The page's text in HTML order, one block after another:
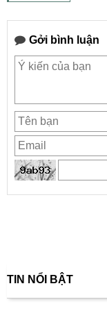
Gởi bình luận
TIN NỔI BẬT